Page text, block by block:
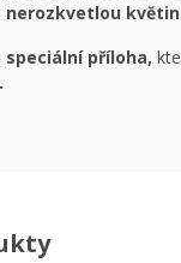
nerozkvetlou
speciální příloha,